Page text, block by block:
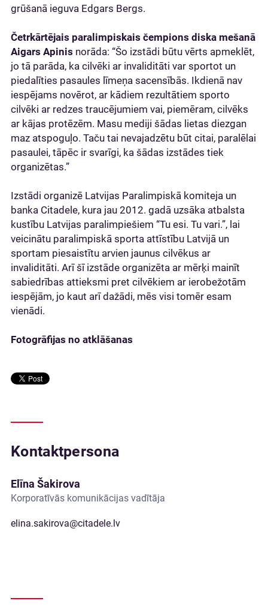
grūšanā ieguva Edgars Bergs.
Četrkārtējais paralimpiskais čempions diska mešanā
Aigars Apinis norāda: “Šo izstādi būtu vērts apmeklēt,
jo tā parāda, ka cilvēki ar invaliditāti var sportot un
piedalīties pasaules līmeņa sacensībās. Ikdienā nav
iespējams novērot, ar kādiem rezultātiem sporto
cilvēki ar redzes traucējumiem vai, piemēram, cilvēks
ar kājas protēzēm. Masu mediji šādas lietas diezgan
maz atspoguļo. Taču tai nevajadzētu būt citai, paralēlai
pasaulei, tāpēc ir svarīgi, ka šādas izstādes tiek
organizētas.”
Izstādi organizē Latvijas Paralimpiskā komiteja un
banka Citadele, kura jau 2012. gadā uzsāka atbalsta
kustību Latvijas paralimpiešiem “Tu esi. Tu vari.”, lai
veicinātu paralimpiskā sporta attīstību Latvijā un
sportam piesaistītu arvien jaunus cilvēkus ar
invaliditāti. Arī šī izstāde organizēta ar mērķi mainīt
sabiedrības attieksmi pret cilvēkiem ar ierobežotām
iespējām, jo kaut arī dažādi, mēs visi tomēr esam
vienādi.
Fotogrāfijas no atklāšanas
Kontaktpersona
Elīna Šakirova
Korporatīvās komunikācijas vadītāja
elina.sakirova@citadele.lv